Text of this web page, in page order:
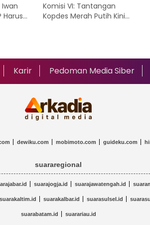
Iwan
Harus
Komisi VI: Tantangan
Kopdes Merah Putih Kini
Karir Pedoman Media Siber
dewiku.com mobimoto.com guideku.com
suararegional
suarajogja.id suarajawatengah.id
suarakaltim.id suarakalbar.id suarasulsel.id
suarabatam.id suarariau.id